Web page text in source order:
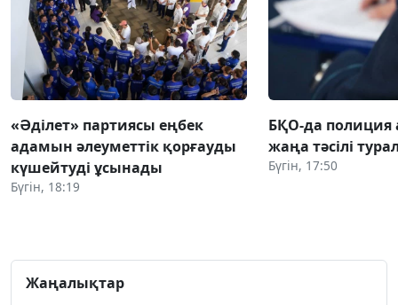
«Әділет» партиясы еңбек
адамын әлеуметтік қорғауды
күшейтуді ұсынады
Бүгін, 18:19
БҚО-да полиция
жаңа тәсілі
Бүгін, 17:50
Жаңалықтар